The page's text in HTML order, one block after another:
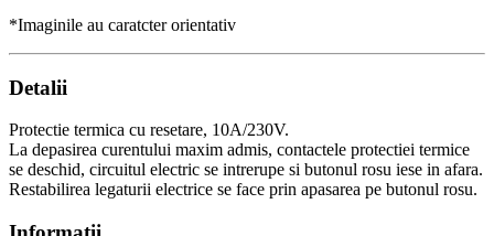
*Imaginile au caratcter orientativ
Detalii
Protectie termica cu resetare, 10A/230V.
La depasirea curentului maxim admis, contactele protectiei termice
se deschid, circuitul electric se intrerupe si butonul rosu iese in afara.
Restabilirea legaturii electrice se face prin apasarea pe butonul rosu.